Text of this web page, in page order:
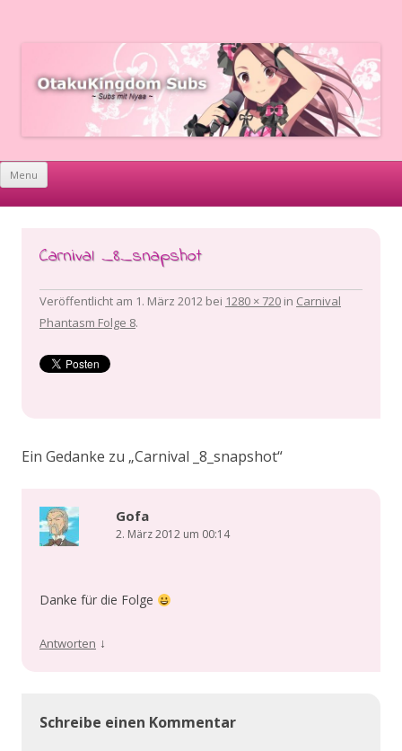
OtakuKingdom Subs
Menu Skip to content
Carnival _8_snapshot
Veröffentlicht am 1. März 2012 bei 1280 × 720 in Carnival
Phantasm Folge 8.
Ein Gedanke zu „Carnival _8_snapshot“
Gofa
2. März 2012 um 00:14
Danke für die Folge
Antworten ↓
Schreibe einen Kommentar